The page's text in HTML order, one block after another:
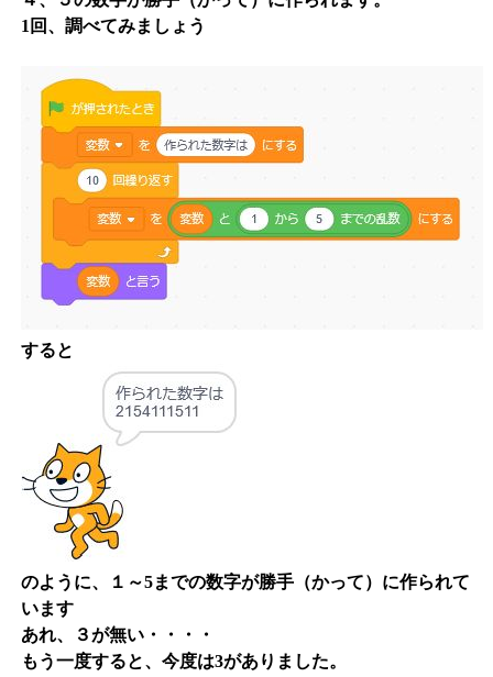
1回、調べてみましょう
すると
のように、１～5までの数字が勝手（かって）に作られて
います
あれ、３が無い・・・・
もう一度すると、今度は3がありました。